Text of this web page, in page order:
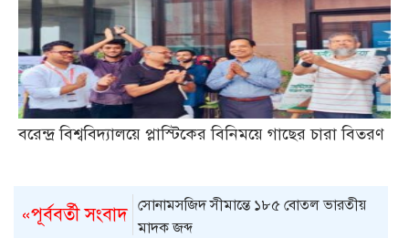
বরেন্দ্র বিশ্ববিদ্যালয়ে প্লাস্টিকের বিনিময়ে গাছের চারা বিতরণ
«পূর্ববর্তী সংবাদ সোনামসজিদ সীমান্তে ১৮৫ বোতল ভারতীয়
মাদক জব্দ